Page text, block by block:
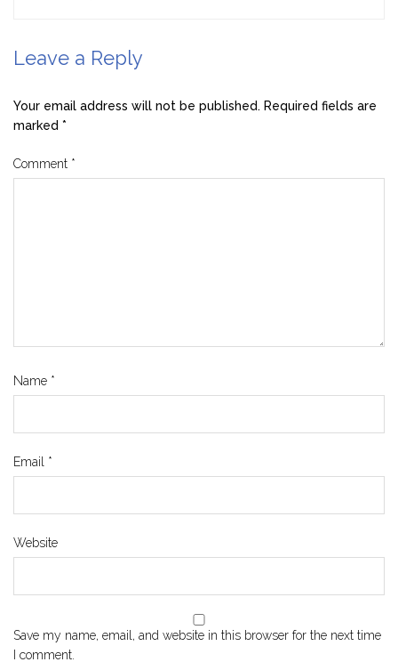
Leave a Reply
Your email address will not be published. Required fields are
marked *
Comment *
Name *
Email *
Website
Save my name, email, and website in this browser for the next time
I comment.